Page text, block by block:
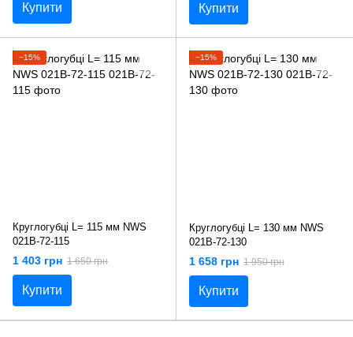
Купити Купити
−15%
Круглогубці L= 115 мм NWS
021B-72-115
1 403 грн 1 650 грн
Купити
−15%
Круглогубці L= 130 мм NWS
021B-72-130
1 658 грн 1 950 грн
Купити